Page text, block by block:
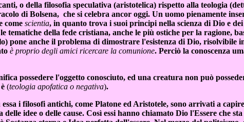
o della filosofia speculativa (aristotelica) rispetto alla teologia
di Bolsena, che si celebra ancor oggi. Un uomo pienamente
come scientia, in quanto trova i suoi principi nella scienza di Dio e
tematiche della fede cristiana, anche le più ostiche per la ragione,
pone anche il problema di dimostrare l'esistenza di Dio, risolvibile
è proprio degli amici ricercare la comunione. Perciò la conoscenza
possedere l'oggetto conosciuto, ed una creatura non può
(teologia apofatica o negativa).
i filosofi antichi, come Platone ed Aristotele, sono arrivati a capire
idee o delle cause. Così essi hanno chiamato Dio l'Essere che